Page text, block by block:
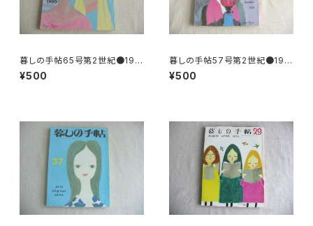
暮しの手帖65号第2世紀●197
8
¥500
暮しの手帖57号第2世紀●197
8
¥500